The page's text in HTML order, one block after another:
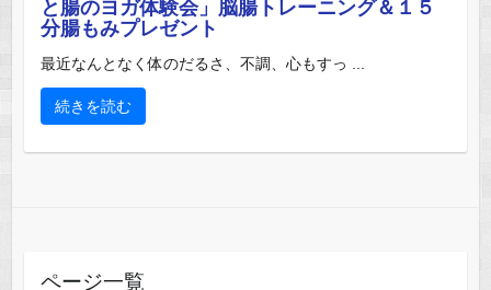
と腸のヨガ体験会」脳腸トレーニング＆１５
分腸もみプレゼント
最近なんとなく体のだるさ、不調、心もすっ ...
続きを読む
ページ一覧